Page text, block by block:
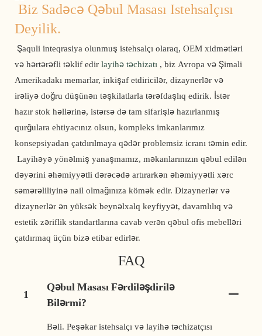
Biz Sadəcə Qəbul Masası Istehsalçısı
Deyilik.
və hərtərəfli təklif edir layihə təchizatı , biz Avropa və Şimali
Amerikadakı memarlar, inkişaf etdiricilər, dizaynerlər və
irəliyə doğru düşünən təşkilatlarla tərəfdaşlıq edirik. İstər
hazır stok həllərinə, istərsə də tam sifarişlə hazırlanmış
qurğulara ehtiyacınız olsun, kompleks imkanlarımız
dəyərini əhəmiyyətli dərəcədə artırarkən əhəmiyyətli xərc
səmərəliliyinə nail olmağınıza kömək edir. Dizaynerlər və
dizaynerlər ən yüksək beynəlxalq keyfiyyət, davamlılıq və
estetik zəriflik standartlarına cavab verən qəbul ofis mebelləri
çatdırmaq üçün bizə etibar edirlər.
FAQ
1
Qəbul Masası Fərdiləşdirilə
Bilərmi?
Bəli. Peşəkar istehsalçı və layihə təchizatçısı